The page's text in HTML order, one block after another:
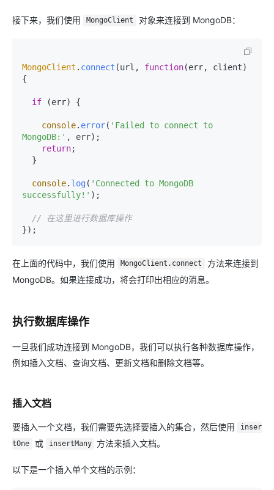
接下来，我们使用 MongoClient 对象来连接到 MongoDB：
MongoClient . connect (url, function(err, client)
{
if (err) {
console. error( 'Failed to connect to
MongoDB:' , err);
return;
console. log ( 'Connected to MongoDB
successfully!' );
// 在这里进行数据库操作
在上面的代码中，我们使用 MongoClient.connect
方法来连接到
MongoDB。如果连接成功，将会打印出相应的消息。
执行数据库操作
一旦我们成功连接到 MongoDB，我们可以执行各种数据库操作，
例如插入文档、查询文档、更新文档和删除文档等。
插入文档
要插入一个文档，我们需要先选择要插入的集合，然后使用
inser
tOne
或 insertMany 方法来插入文档。
以下是一个插入单个文档的示例：